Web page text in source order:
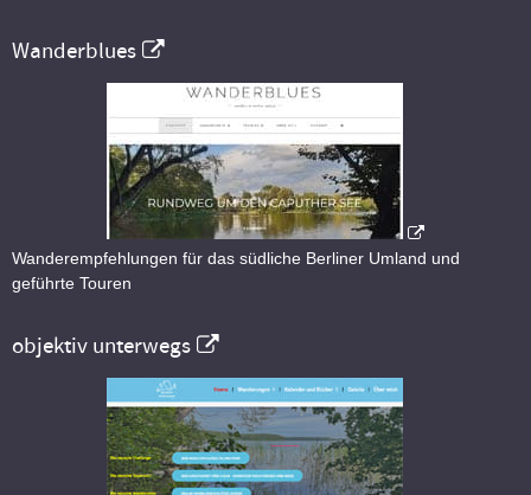
Wanderblues
Wanderempfehlungen für das südliche Berliner Umland und
geführte Touren
objektiv unterwegs